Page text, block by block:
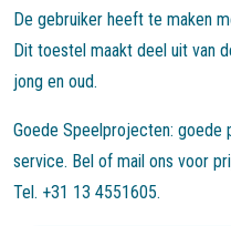
De gebruiker heeft te maken
Dit toestel maakt deel uit van
jong en oud.
Goede Speelprojecten: goede
service. Bel of mail ons voor
Tel. +31 13 4551605.